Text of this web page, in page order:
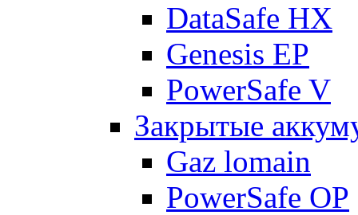
DataSafe HX
Genesis EP
PowerSafe V
Закрытые
Gaz lomain
PowerSafe OP